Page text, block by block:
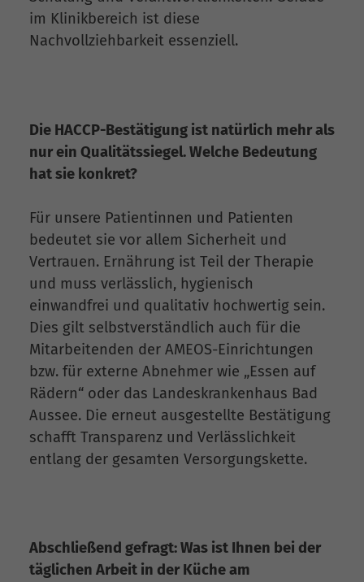
im Klinikbereich ist diese
Nachvollziehbarkeit essenziell.
Die HACCP-Bestätigung ist natürlich mehr als
nur ein Qualitätssiegel. Welche Bedeutung
hat sie konkret?
Für unsere Patientinnen und Patienten
bedeutet sie vor allem Sicherheit und
Vertrauen. Ernährung ist Teil der Therapie
und muss verlässlich, hygienisch
einwandfrei und qualitativ hochwertig sein.
Dies gilt selbstverständlich auch für die
Mitarbeitenden der AMEOS-Einrichtungen
bzw. für externe Abnehmer wie „Essen auf
Rädern“ oder das Landeskrankenhaus Bad
Aussee. Die erneut ausgestellte Bestätigung
schafft Transparenz und Verlässlichkeit
entlang der gesamten Versorgungskette.
Abschließend gefragt: Was ist Ihnen bei der
täglichen Arbeit in der Küche am